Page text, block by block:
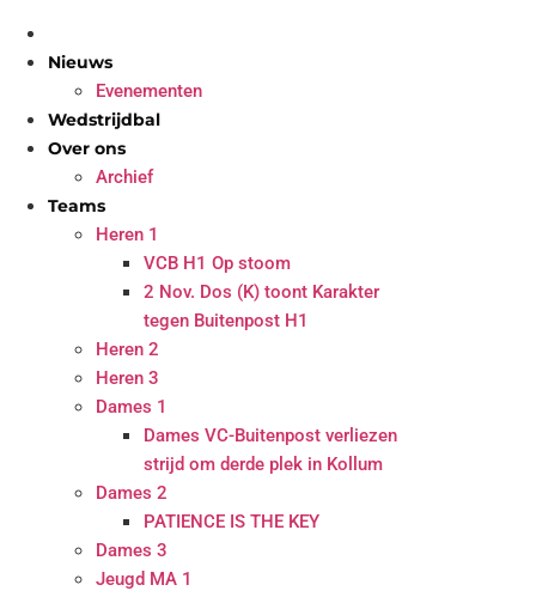
Nieuws
Evenementen
Wedstrijdbal
Over ons
Archief
Teams
Heren 1
VCB H1 Op stoom
2 Nov. Dos (K) toont Karakter
tegen Buitenpost H1
Heren 2
Heren 3
Dames 1
Dames VC-Buitenpost verliezen
strijd om derde plek in Kollum
Dames 2
PATIENCE IS THE KEY
Dames 3
Jeugd MA 1